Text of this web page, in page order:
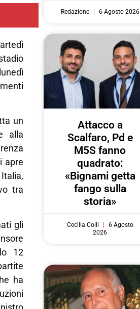
un
alla
apre
tra
gli
12
ha
Redazione 6 Agosto 2026
Attacco a
Scalfaro, Pd e
M5S fanno
quadrato:
«Bignami getta
fango sulla
storia»
Cecilia Colli
6 Agosto
2026